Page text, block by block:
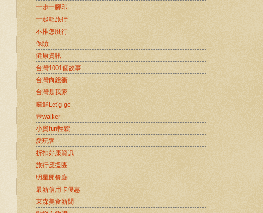
一步一腳印
一起輕旅行
不推怎麼行
保險
健康資訊
台灣1001個故事
台灣向錢衝
台灣是我家
嚐鮮Let'g go
壹walker
小資fun輕鬆
愛玩客
折扣好康資訊
旅行應援團
明星開餐廳
最新信用卡優惠
東森美食新聞